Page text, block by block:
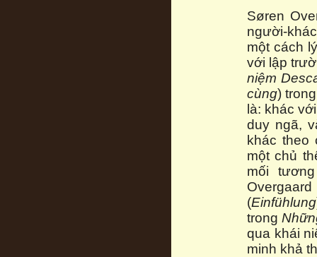
Søren
người-
một cách
với lập
niệm
cùng)
là: khác
duy ngã,
khác theo
một chủ
mối
(Einfühlung
trong
qua khái
minh khả